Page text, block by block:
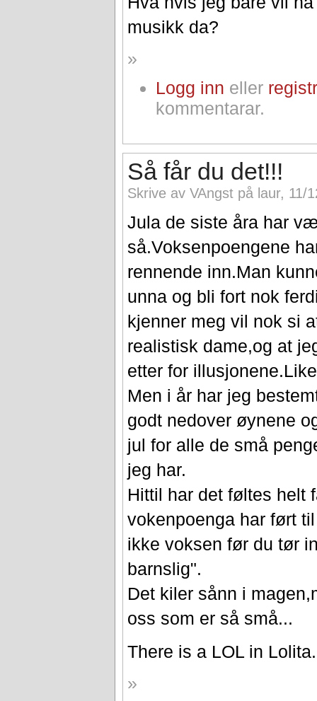
musikk da?
»
Logg inn eller
kommentarar.
Så får du det!!!
Skrive av VAngst på laur, 11/
Jula de siste åra har
så.Voksenpoengene
rennende inn.Man
unna og bli fort nok
kjenner meg vil nok si
realistisk dame,og at
etter for
Men i år har jeg
godt nedover øynene
jul for alle de små
jeg har.
Hittil har det føltes helt
vokenpoenga har ført
ikke voksen før du tør
barnslig".
Det kiler sånn i
oss som er så små...
There is a LOL in Lolita.
»